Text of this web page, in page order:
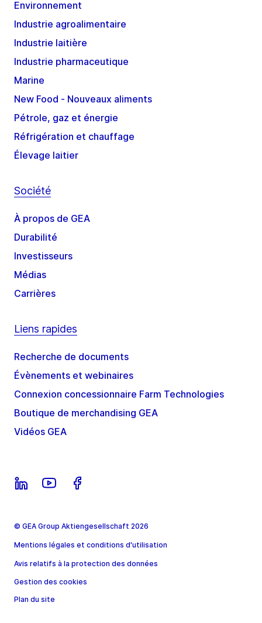
Environnement
Industrie agroalimentaire
Industrie laitière
Industrie pharmaceutique
Marine
New Food - Nouveaux aliments
Pétrole, gaz et énergie
Réfrigération et chauffage
Élevage laitier
Société
À propos de GEA
Durabilité
Investisseurs
Médias
Carrières
Liens rapides
Recherche de documents
Évènements et webinaires
Connexion concessionnaire Farm Technologies
Boutique de merchandising GEA
Vidéos GEA
© GEA Group Aktiengesellschaft 2026
Mentions légales et conditions d'utilisation
Avis relatifs à la protection des données
Gestion des cookies
Plan du site